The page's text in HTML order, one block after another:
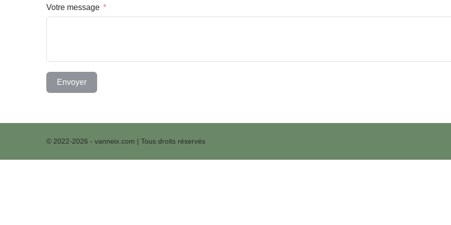
Votre message
Envoyer
© 2022-2026 - vanneix.com | Tous droits réservés